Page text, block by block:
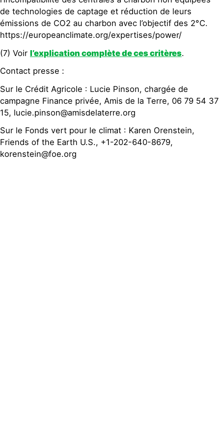
de technologies de captage et réduction de leurs
émissions de CO2 au charbon avec l’objectif des 2°C.
https://europeanclimate.org/expertises/power/
(7) Voir l’explication complète de ces critères.
Contact presse :
Sur le Crédit Agricole : Lucie Pinson, chargée de
campagne Finance privée, Amis de la Terre, 06 79 54 37
15, lucie.pinson@amisdelaterre.org
Sur le Fonds vert pour le climat : Karen Orenstein,
Friends of the Earth U.S., +1-202-640-8679,
korenstein@foe.org